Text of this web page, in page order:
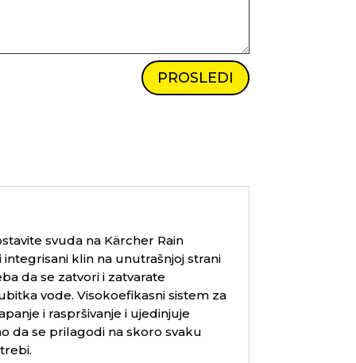
PROSLEDI
svuda na Kärcher Rain
klin na unutrašnjoj strani
da se zatvori i zatvarate
vode. Visokoefikasni sistem za
i raspršivanje i ujedinjuje
da se prilagodi na skoro svaku